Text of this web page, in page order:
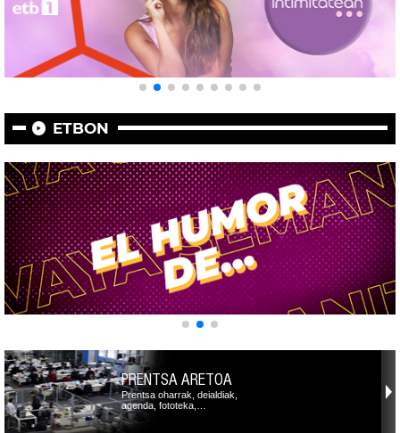
ETBON
PRENTSA ARETOA
Prentsa oharrak, deialdiak,
agenda, fototeka,…